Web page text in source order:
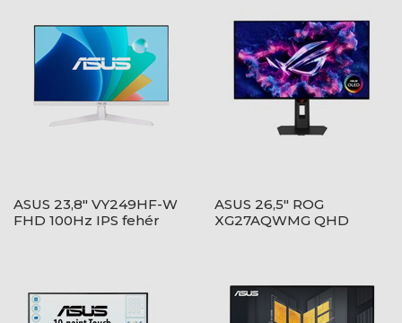
ASUS 23,8" VY249HF-W
FHD 100Hz IPS fehér
ASUS 26,5" ROG
XG27AQWMG QHD